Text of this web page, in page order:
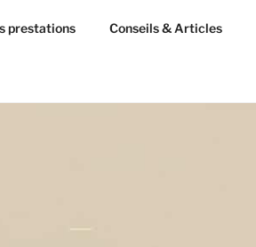
prestations Conseils & Articles